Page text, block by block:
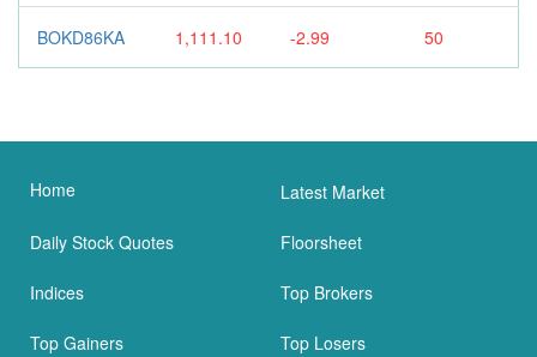
BOKD86KA 1,111.10 -2.99 50
Home Latest Market
Daily Stock Quotes Floorsheet
Indices Top Brokers
Top Gainers Top Losers